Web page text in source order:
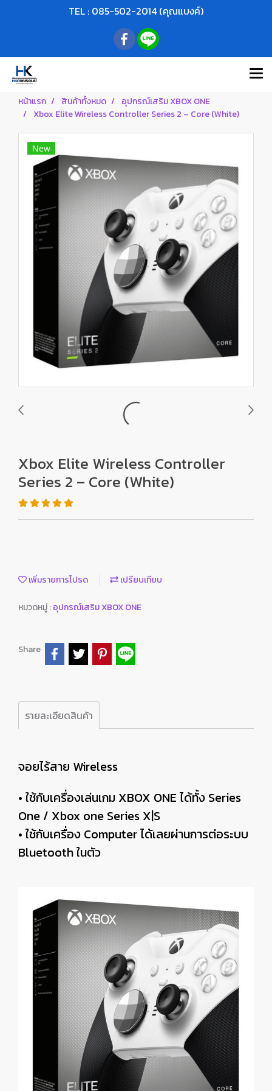
TEL : 085-502-2014 (คุณแบงค์)
หน้าแรก สินค้าทั้งหมด
อุปกรณ์เสริม XBOX ONE
Xbox Elite Wireless Controller Series 2 – Core (White)
New
Xbox Elite Wireless Controller
Series 2 – Core (White)
เพิ่มรายการโปรด เปรียบเทียบ
หมวดหมู่ :อุปกรณ์เสริม XBOX ONE
Share
รายละเอียดสินค้า
จอยไร้สาย Wireless
• ใช้กับเครื่องเล่นเกม XBOX ONE ได้ทั้ง Series
One / Xbox one Series X|S
• ใช้กับเครื่อง Computer ได้เลยผ่านการต่อระบบ
Bluetooth ในตัว